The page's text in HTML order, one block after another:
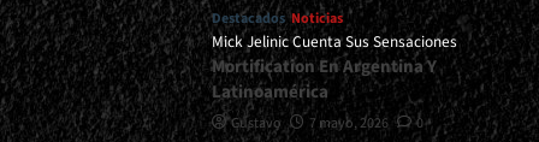
Destacados Noticias
Mick Jelinic Cuenta Sus Sensaciones
Mortification En Argentina Y
Latinoamérica
Gustavo 7 mayo, 2026 0